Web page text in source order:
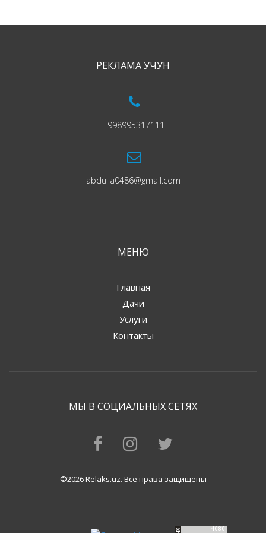
РЕКЛАМА УЧУН
+998995317111
abdulla0486@gmail.com
МЕНЮ
Главная
Дачи
Услуги
Контакты
МЫ В СОЦИАЛЬНЫХ СЕТЯХ
©2026 Relaks.uz. Все права защищены